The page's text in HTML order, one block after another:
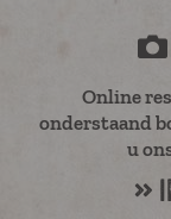
Online
onderstaand
u